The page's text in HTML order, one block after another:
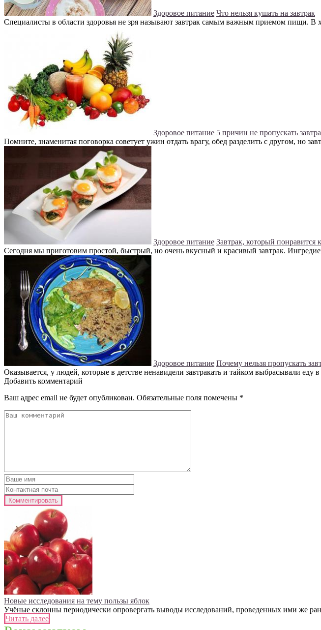
Здоровое питание Что нельзя кушать на завтрак
Специалисты в области здоровья не зря называют завтрак самым важным приемом пищи. В
Здоровое питание 5 причин не пропускать
Помните, знаменитая поговорка советует ужин отдать врагу, обед разделить с другом, но
Здоровое питание Завтрак, который понравится
Сегодня мы приготовим простой, быстрый, но очень вкусный и красивый завтрак.
Здоровое питание Почему нельзя пропускать
Оказывается, у людей, которые в детстве ненавидели завтракать и тайком выбрасывали еду
Добавить комментарий
Ваш адрес email не будет опубликован. Обязательные поля помечены *
Новые исследования на тему пользы яблок
Учёные склонны периодически опровергать выводы исследований, проведенных ими же
Читать далее